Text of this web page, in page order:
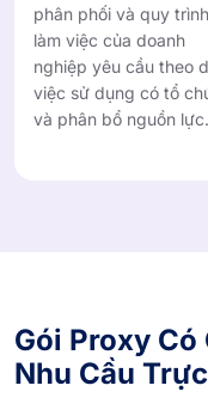
phân phối và quy trình
làm việc của doanh
nghiệp yêu cầu theo
việc sử dụng có tổ
và phân bổ nguồn lực.
Gói Proxy Có
Nhu Cầu